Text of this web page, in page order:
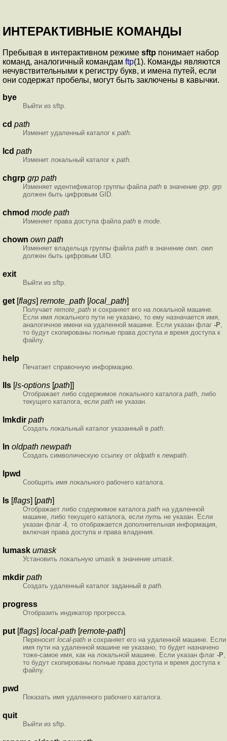
ИНТЕРАКТИВНЫЕ КОМАНДЫ
Пребывая в интерактивном режиме sftp понимает набор
команд, аналогичный командам ftp(1). Команды являются
нечувствительными к регистру букв, и имена путей, если
они содержат пробелы, могут быть заключены в кавычки.
bye
Выйти из sftp.
cd path
Изменит удаленный каталог к path.
lcd path
Изменит локальный каталог к path.
chgrp grp path
Изменяет идентификатор группы файла path в значение grp. grp
должен быть цифровым GID.
chmod mode path
Изменяет права доступа файла path в mode.
chown own path
Изменяет владельца группы файла path в значение own. own
должен быть цифровым UID.
exit
Выйти из sftp.
get[flags] remote_path [local_path]
Получает remote_path и сохраняет его на локальной машине.
Если имя локального пути не указано, то ему назначается имя,
аналогичное имени на удаленной машине. Если указан флаг -P,
то будут скопированы полные права доступа и время доступа к
файлу.
help
Печатает справочную информацию.
lls [ls-options [path]]
Отображает либо содержимое локального каталога path, либо
текущего каталога, если path не указан.
lmkdir path
Создать локальный каталог указанный в path.
ln oldpath newpath
Создать символическую ссылку от oldpath к newpath.
lpwd
Сообщить имя локального рабочего каталога.
ls [flags] [path]
Отображает либо содержимое каталога path на удаленной
машине, либо текущего каталога, если путь не указан. Если
указан флаг -l , то отображается дополнительная информация,
включая права доступа и права владения.
lumask umask
Установить локальную umask в значение umask.
mkdir path
Создать удаленный каталог заданный в path.
progress
Отобразить индикатор прогресса.
put[flags] local-path [remote-path]
Переносит local-path и сохраняет его на удаленной машине. Если
имя пути на удаленной машине не указано, то будет назначено
тоже-самое имя, как на локальной машине. Если указан флаг -P,
то будут скопированы полные права доступа и время доступа к
файлу.
pwd
Показать имя удаленного рабочего каталога.
quit
Выйти из sftp.